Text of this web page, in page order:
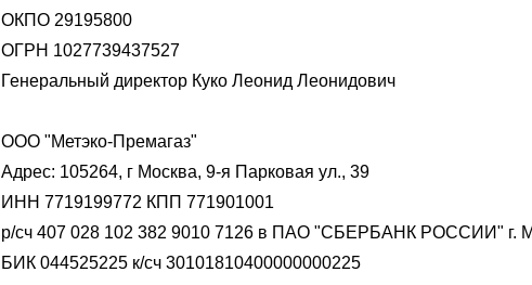
ОКПО 29195800
ОГРН 1027739437527
Генеральный директор Куко Леонид Леонидович
ООО "Метэко-Премагаз"
Адрес: 105264, г Москва, 9-я Парковая ул., 39
ИНН 7719199772 КПП 771901001
р/сч 407 028 102 382 9010 7126 в ПАО "СБЕРБАНК РОССИИ" г.
БИК 044525225 к/сч 30101810400000000225